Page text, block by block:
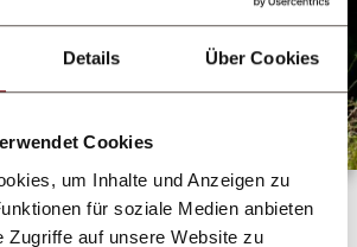
Details Über Cookies
Cookies
um Inhalte und Anzeigen zu
für soziale Medien anbieten
Zugriffe auf unsere Website zu